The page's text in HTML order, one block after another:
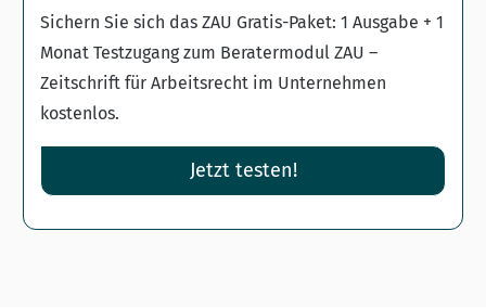
Sichern Sie sich das ZAU Gratis-Paket: 1 Ausgabe + 1
Monat Testzugang zum Beratermodul ZAU –
Zeitschrift für Arbeitsrecht im Unternehmen
kostenlos.
Jetzt testen!